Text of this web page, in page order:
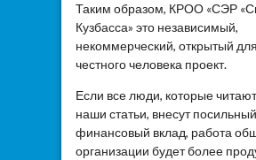
Таким образом, КРОО «СЭР
Кузбасса» это независимый,
некоммерческий, открытый
честного человека проект.
Если все люди, которые
наши статьи, внесут посильный
финансовый вклад, работа
организации будет более